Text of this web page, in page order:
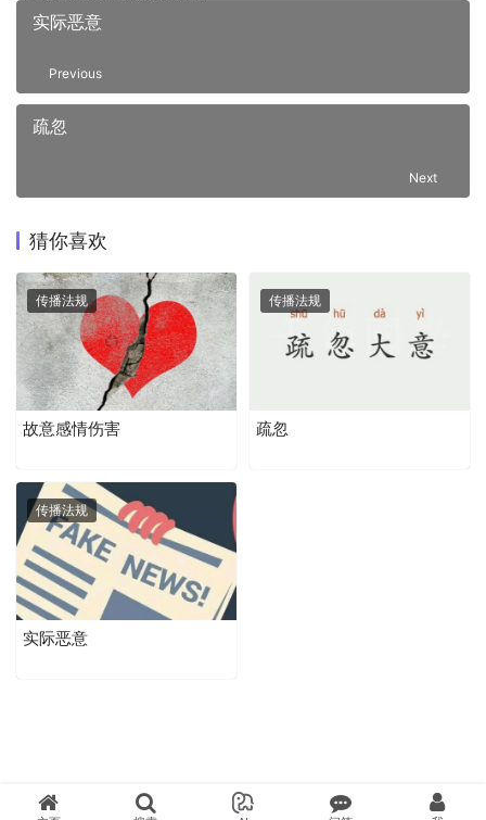
实际恶意
Previous
疏忽
Next
猜你喜欢
传播法规
故意感情伤害
传播法规
疏忽
传播法规
实际恶意